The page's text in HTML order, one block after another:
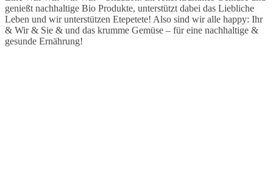
genießt nachhaltige Bio Produkte, unterstützt dabei das Liebliche
Leben und wir unterstützen Etepetete! Also sind wir alle happy: Ihr
& Wir & Sie & und das krumme Gemüse – für eine nachhaltige &
gesunde Ernährung!